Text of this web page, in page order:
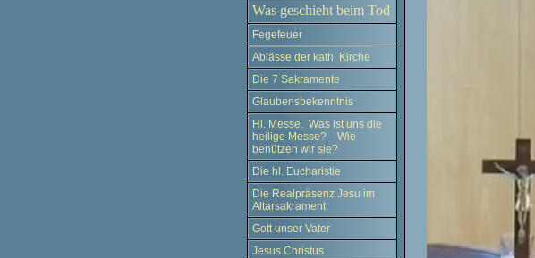
Was geschieht beim Tod
Fegefeuer
Ablässe der kath. Kirche
Die 7 Sakramente
Glaubensbekenntnis
Hl. Messe. Was ist uns die
heilige Messe? Wie
benützen wir sie?
Die hl. Eucharistie
Die Realpräsenz Jesu im
Altarsakrament
Gott unser Vater
Jesus Christus